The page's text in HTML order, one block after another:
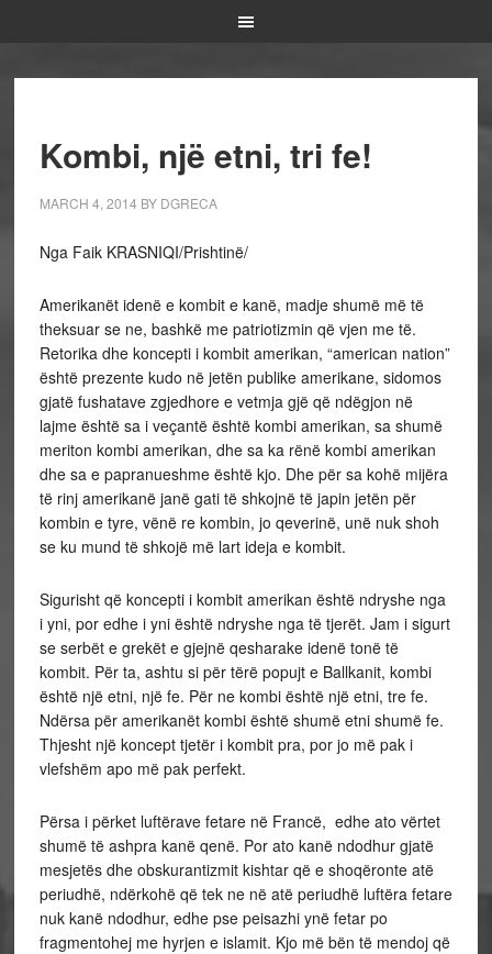
Kombi, një etni, tri fe!
MARCH 4, 2014 BY DGRECA
Nga Faik KRASNIQI/Prishtinë/
Amerikanët idenë e kombit e kanë, madje shumë më të
theksuar se ne, bashkë me patriotizmin që vjen me të.
Retorika dhe koncepti i kombit amerikan, “american nation”
është prezente kudo në jetën publike amerikane, sidomos
gjatë fushatave zgjedhore e vetmja gjë që ndëgjon në
lajme është sa i veçantë është kombi amerikan, sa shumë
meriton kombi amerikan, dhe sa ka rënë kombi amerikan
dhe sa e papranueshme është kjo. Dhe për sa kohë mijëra
të rinj amerikanë janë gati të shkojnë të japin jetën për
kombin e tyre, vënë re kombin, jo qeverinë, unë nuk shoh
se ku mund të shkojë më lart ideja e kombit.
Sigurisht që koncepti i kombit amerikan është ndryshe nga
i yni, por edhe i yni është ndryshe nga të tjerët. Jam i sigurt
se serbët e grekët e gjejnë qesharake idenë tonë të
kombit. Për ta, ashtu si për tërë popujt e Ballkanit, kombi
është një etni, një fe. Për ne kombi është një etni, tre fe.
Ndërsa për amerikanët kombi është shumë etni shumë fe.
Thjesht një koncept tjetër i kombit pra, por jo më pak i
vlefshëm apo më pak perfekt.
Përsa i përket luftërave fetare në Francë, edhe ato vërtet
shumë të ashpra kanë qenë. Por ato kanë ndodhur gjatë
mesjetës dhe obskurantizmit kishtar që e shoqëronte atë
periudhë, ndërkohë që tek ne në atë periudhë luftëra fetare
nuk kanë ndodhur, edhe pse peisazhi ynë fetar po
fragmentohej me hyrjen e islamit. Kjo më bën të mendoj që